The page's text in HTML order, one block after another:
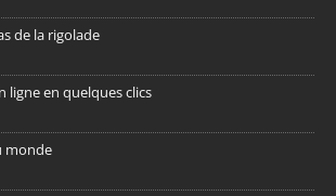
de la rigolade
ligne en quelques clics
monde